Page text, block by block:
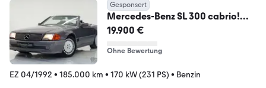
Gesponsert
Mercedes-Benz SL 300 cabrio!
Oldtimer! Uniek exemplaar! 24 kle
19.900 €
Ohne Bewertung
EZ 04/1992 • 185.000 km • 170 kW (231 PS) • Benzin